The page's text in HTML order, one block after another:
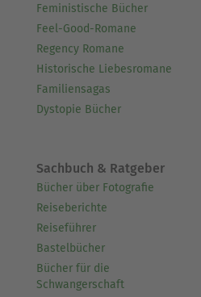
Feministische Bücher
Feel-Good-Romane
Regency Romane
Historische Liebesromane
Familiensagas
Dystopie Bücher
Sachbuch & Ratgeber
Bücher über Fotografie
Reiseberichte
Reiseführer
Bastelbücher
Bücher für die
Schwangerschaft